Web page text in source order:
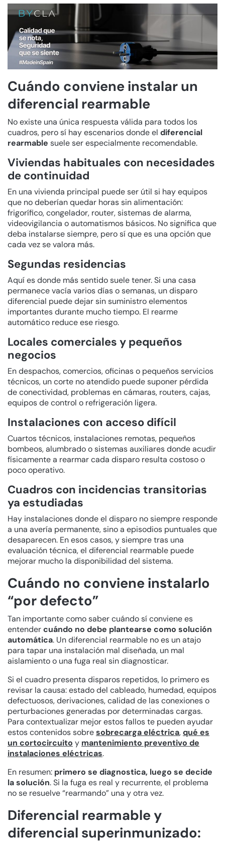
Cuándo conviene instalar un
diferencial rearmable
No existe una única respuesta válida para todos los
cuadros, pero sí hay escenarios donde el diferencial
rearmable suele ser especialmente recomendable.
Viviendas habituales con necesidades
de continuidad
En una vivienda principal puede ser útil si hay equipos
que no deberían quedar horas sin alimentación:
frigorífico, congelador, router, sistemas de alarma,
videovigilancia o automatismos básicos. No significa que
deba instalarse siempre, pero sí que es una opción que
cada vez se valora más.
Segundas residencias
Aquí es donde más sentido suele tener. Si una casa
permanece vacía varios días o semanas, un disparo
diferencial puede dejar sin suministro elementos
importantes durante mucho tiempo. El rearme
automático reduce ese riesgo.
Locales comerciales y pequeños
negocios
En despachos, comercios, oficinas o pequeños servicios
técnicos, un corte no atendido puede suponer pérdida
de conectividad, problemas en cámaras, routers, cajas,
equipos de control o refrigeración ligera.
Instalaciones con acceso difícil
Cuartos técnicos, instalaciones remotas, pequeños
bombeos, alumbrado o sistemas auxiliares donde acudir
físicamente a rearmar cada disparo resulta costoso o
poco operativo.
Cuadros con incidencias transitorias
ya estudiadas
Hay instalaciones donde el disparo no siempre responde
a una avería permanente, sino a episodios puntuales que
desaparecen. En esos casos, y siempre tras una
evaluación técnica, el diferencial rearmable puede
mejorar mucho la disponibilidad del sistema.
Cuándo no conviene instalarlo
“por defecto”
Tan importante como saber cuándo sí conviene es
entendercuándo no debe plantearse como solución
automática. Un diferencial rearmable no es un atajo
para tapar una instalación mal diseñada, un mal
aislamiento o una fuga real sin diagnosticar.
Si el cuadro presenta disparos repetidos, lo primero es
revisar la causa: estado del cableado, humedad, equipos
defectuosos, derivaciones, calidad de las conexiones o
perturbaciones generadas por determinadas cargas.
Para contextualizar mejor estos fallos te pueden ayudar
estos contenidos sobresobrecarga eléctrica,qué es
un cortocircuito y mantenimiento preventivo de
instalaciones eléctricas.
En resumen: primero se diagnostica, luego se decide
la solución. Si la fuga es real y recurrente, el problema
no se resuelve “rearmando” una y otra vez.
Diferencial rearmable y
diferencial superinmunizado: